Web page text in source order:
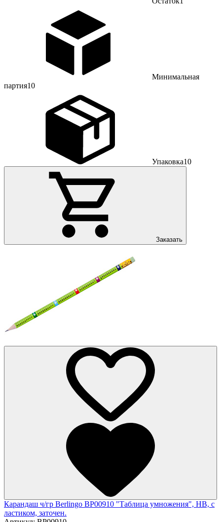
Минимальная
партия10
Упаковка10
Заказать
Карандаш ч/гр Berlingo BP00910 "Таблица умножения", HB, c
ластиком, заточен.